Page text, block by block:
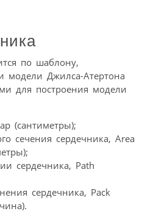
по шаблону,
модели Джилса-Атертона
для построения модели
(сантиметры);
сечения сердечника, Area
сердечника, Path
сердечника, Pack